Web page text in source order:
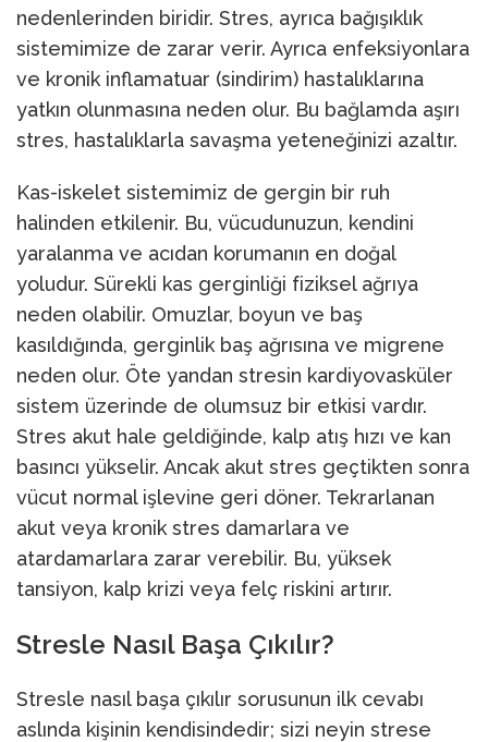
nedenlerinden biridir. Stres, ayrıca bağışıklık
sistemimize de zarar verir. Ayrıca enfeksiyonlara
ve kronik inflamatuar (sindirim) hastalıklarına
yatkın olunmasına neden olur. Bu bağlamda aşırı
stres, hastalıklarla savaşma yeteneğinizi azaltır.
Kas-iskelet sistemimiz de gergin bir ruh
halinden etkilenir. Bu, vücudunuzun, kendini
yaralanma ve acıdan korumanın en doğal
yoludur. Sürekli kas gerginliği fiziksel ağrıya
neden olabilir. Omuzlar, boyun ve baş
kasıldığında, gerginlik baş ağrısına ve migrene
neden olur. Öte yandan stresin kardiyovasküler
sistem üzerinde de olumsuz bir etkisi vardır.
Stres akut hale geldiğinde, kalp atış hızı ve kan
basıncı yükselir. Ancak akut stres geçtikten sonra
vücut normal işlevine geri döner. Tekrarlanan
akut veya kronik stres damarlara ve
atardamarlara zarar verebilir. Bu, yüksek
tansiyon, kalp krizi veya felç riskini artırır.
Stresle Nasıl Başa Çıkılır?
Stresle nasıl başa çıkılır sorusunun ilk cevabı
aslında kişinin kendisindedir; sizi neyin strese